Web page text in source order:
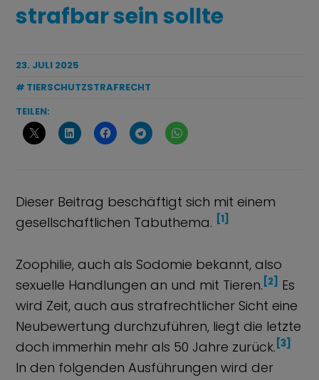
strafbar sein sollte
23. JULI 2025
TIERSCHUTZSTRAFRECHT
TEILEN:
Dieser Beitrag beschäftigt sich mit einem
gesellschaftlichen Tabuthema. [1]
Zoophilie, auch als Sodomie bekannt, also
sexuelle Handlungen an und mit Tieren. [2] Es
wird Zeit, auch aus strafrechtlicher Sicht eine
Neubewertung durchzuführen, liegt die letzte
doch immerhin mehr als 50 Jahre zurück. [3]
In den folgenden Ausführungen wird der